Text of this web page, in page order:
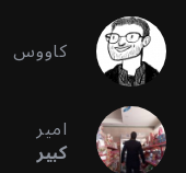
کاووس
امیر
کبیر